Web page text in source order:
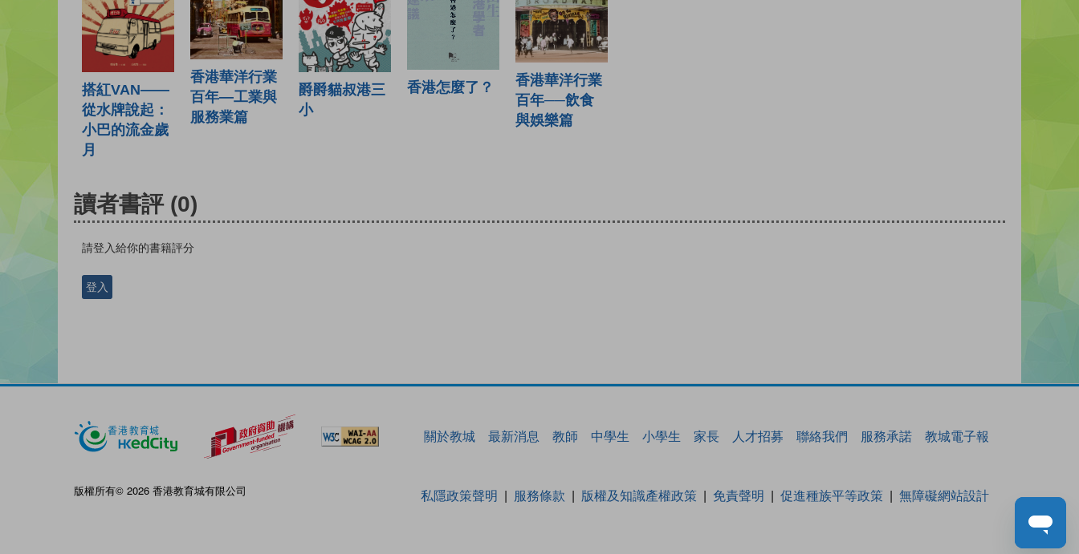
搭紅VAN——
從水牌說起：
小巴的流金歲
月
香港華洋行業
百年—工業與
服務業篇
爵爵貓叔港三
小
香港怎麼了？
香港華洋行業
百年──飲食
與娛樂篇
讀者書評 (0)
請登入給你的書籍評分
登入
關於教城 最新消息 教師 中學生 小學生 家長 人才招募 聯絡我們 服務承諾 教城電子報
版權所有© 2026 香港教育城有限公司 私隱政策聲明 服務條款 版權及知識產權政策 免責聲明 促進種族平等政策 無障礙網站設計